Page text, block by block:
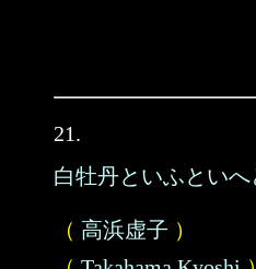
21.
白牡丹といふとい
（ 高浜虚子 ）